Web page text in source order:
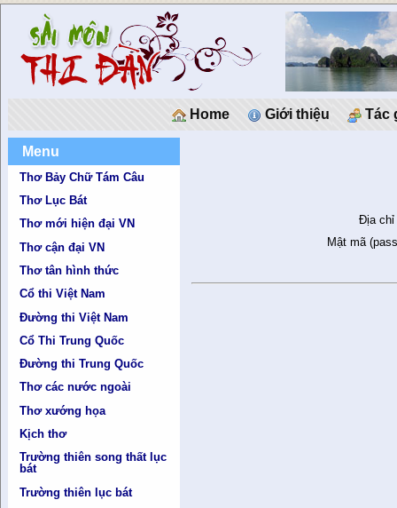
Home Giới thiệu Tác
Menu
Thơ Bảy Chữ Tám Câu
Thơ Lục Bát
Thơ mới hiện đại VN
Thơ cận đại VN
Thơ tân hình thức
Cổ thi Việt Nam
Đường thi Việt Nam
Cổ Thi Trung Quốc
Đường thi Trung Quốc
Thơ các nước ngoài
Thơ xướng họa
Kịch thơ
Trường thiên song thất lục
bát
Trường thiên lục bát
Địa chỉ
Mật mã